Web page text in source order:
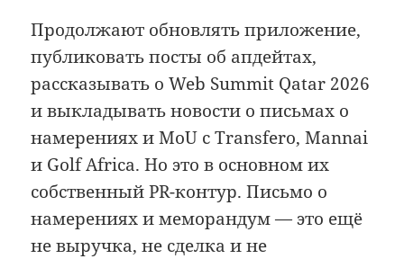
Продолжают обновлять приложение,
публиковать посты об апдейтах,
рассказывать о Web Summit Qatar 2026
и выкладывать новости о письмах о
намерениях и MoU с Transfero, Mannai
и Golf Africa. Но это в основном их
собственный PR-контур. Письмо о
намерениях и меморандум — это ещё
не выручка, не сделка и не